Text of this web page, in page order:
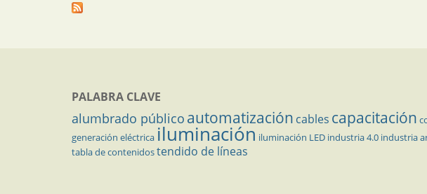
PALABRA CLAVE
alumbrado público automatización cables capacitación
generación eléctrica iluminación iluminación LED industria 4.0 industria
tabla de contenidostendido de líneas